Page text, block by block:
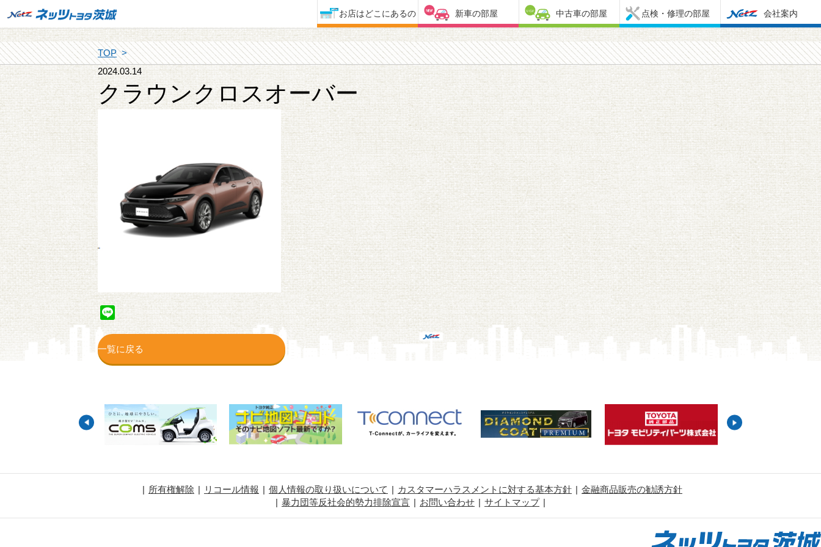
お店はどこにあるの 新車の部屋 中古車の部屋 点検・修理の部屋 会社案内
TOP
2024.03.14
クラウンクロスオーバー
Line
一覧に戻る
所有権解除 リコール情報 個人情報の取り扱いについて カスタマーハラスメントに対する基本方針
金融商品販売の勧誘方針
暴力団等反社会的勢力排除宣言
お問い合わせ サイトマップ